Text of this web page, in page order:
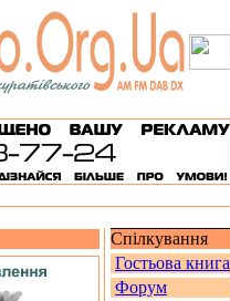
Спілкування
Гостьова книга
Форум